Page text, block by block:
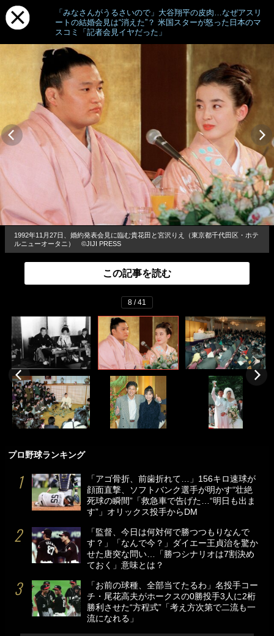
「みなさんがうるさいので」大谷翔平の皮肉…なぜアスリ
ートの結婚会見は“消えた”？ 米国スターが怒った日本のマ
スコミ「記者会見イヤだった」
1992年11月27日、婚約発表会見に臨む貴花田と宮沢りえ（東京都千代田区・ホテ
ルニューオータニ） ©JIJI PRESS
この記事を読む
8 / 41
プロ野球ランキング
「アゴ骨折、前歯折れて…」156キロ速球が
顔面直撃、ソフトバンク選手が明かす“壮絶
死球の瞬間”「救急車で告げた…“明日も出ま
す”」オリックス投手からDM
「監督、今日は何対何で勝つつもりなんで
す？」「なんで今？」ダイエー王貞治を驚か
せた唐突な問い…「勝つシナリオは7割決め
ておく」意味とは？
「お前の球種、全部当てたるわ」名投手コー
チ・尾花高夫がホークスの0勝投手3人に2桁
勝利させた“方程式”「考え方次第で二流も一
流になれる」